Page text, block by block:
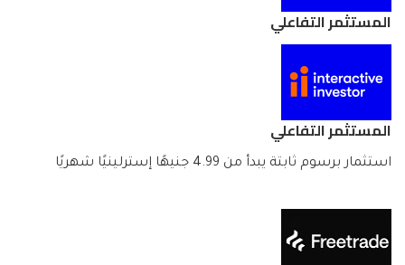
المستثمر التفاعلي
المستثمر التفاعلي
استثمار برسوم ثابتة يبدأ من 4.99 جنيهًا إسترلينيًا شهريًا